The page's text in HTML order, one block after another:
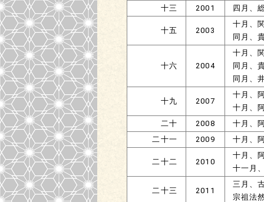
十三
2001 四月、
十五 2003
十月、
同月、
十六 2004
十月、
同月、
同月、
十九 2007
十月、
十月、
二十
2008
十月、
二十一
2009 十月、
二十二 2010
十月、
十一月
二十三 2011
三月、
宗祖法